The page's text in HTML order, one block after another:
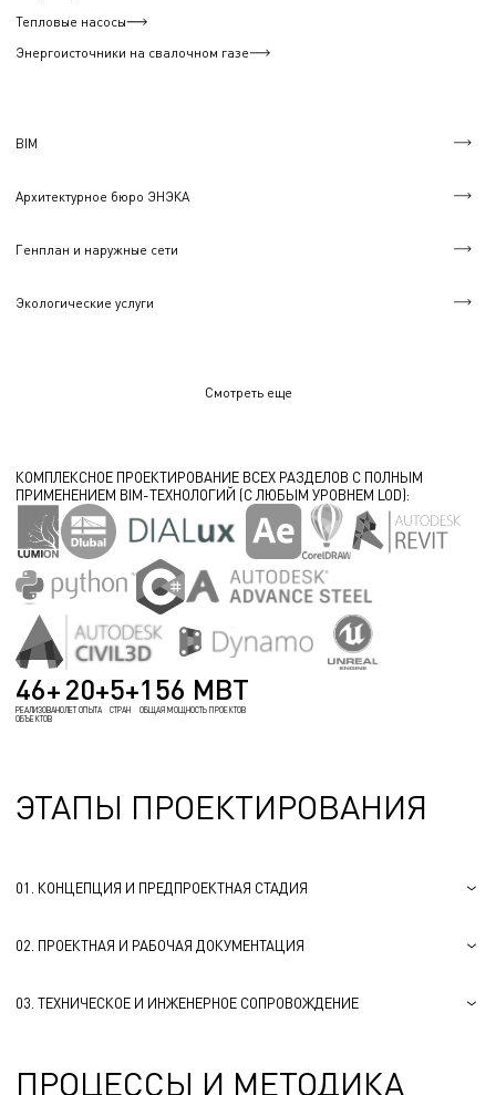
Тепловые насосы
Энергоисточники на свалочном газе
BIM
Архитектурное бюро ЭНЭКА
Генплан и наружные сети
Экологические услуги
Смотреть еще
КОМПЛЕКСНОЕ ПРОЕКТИРОВАНИЕ ВСЕХ РАЗДЕЛОВ С ПОЛНЫМ
ПРИМЕНЕНИЕМ BIM-ТЕХНОЛОГИЙ (С ЛЮБЫМ УРОВНЕМ LOD):
46+
РЕАЛИЗОВАНО
ОБЪЕКТОВ
20+
ЛЕТ ОПЫТА
5+
СТРАН
156 МВТ
ОБЩАЯ МОЩНОСТЬ ПРОЕКТОВ
ЭТАПЫ ПРОЕКТИРОВАНИЯ
01. КОНЦЕПЦИЯ И ПРЕДПРОЕКТНАЯ СТАДИЯ
02. ПРОЕКТНАЯ И РАБОЧАЯ ДОКУМЕНТАЦИЯ
03. ТЕХНИЧЕСКОЕ И ИНЖЕНЕРНОЕ СОПРОВОЖДЕНИЕ
ПРОЦЕССЫ И МЕТОДИКА